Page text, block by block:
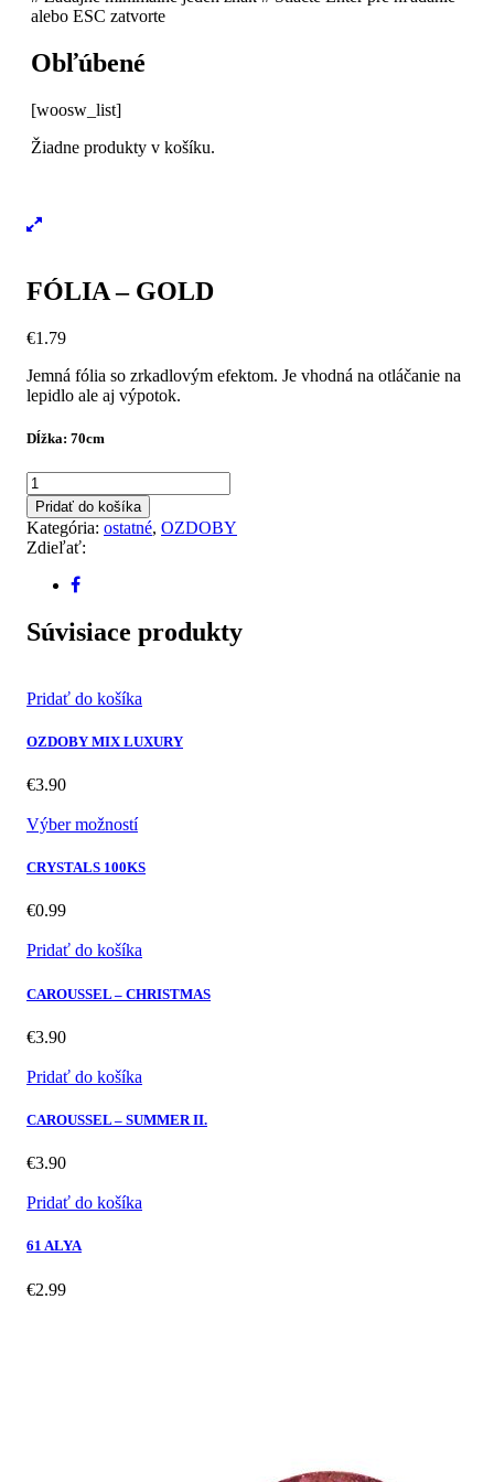
alebo ESC zatvorte
Obľúbené
[woosw_list]
Žiadne produkty v košíku.
FÓLIA – GOLD
€1.79
Jemná fólia so zrkadlovým efektom. Je vhodná na otláčanie na
lepidlo ale aj výpotok.
Dĺžka: 70cm
množstvo
FÓLIA
-
GOLD
Pridať do košíka
Kategória: ostatné, OZDOBY
Zdieľať:
Súvisiace produkty
Pridať do košíka
OZDOBY MIX LUXURY
€3.90
Výber možností
CRYSTALS 100KS
€0.99
Pridať do košíka
CAROUSSEL – CHRISTMAS
€3.90
Pridať do košíka
CAROUSSEL – SUMMER II.
€3.90
Pridať do košíka
61 ALYA
€2.99